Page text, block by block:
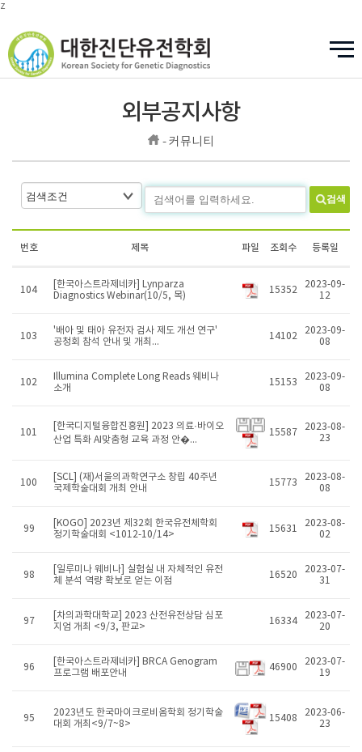
z
외부공지사항
- 커뮤니티
검색
번호 제목 파일 조회수 등록일
104
[한국아스트라제네카] Lynparza
Diagnostics Webinar(10/5, 목)
15352
2023-09-
12
103
'배아 및 태아 유전자 검사 제도 개선 연구'
공청회 참석 안내 및 개최...
14102
2023-09-
08
102
Illumina Complete Long Reads 웨비나
소개
15153
2023-09-
08
101
[한국디지털융합진흥원] 2023 의료·바이오
산업 특화 AI맞춤형 교육 과정 안�...
15587
2023-08-
23
100
[SCL] (재)서울의과학연구소 창립 40주년
국제학술대회 개최 안내
15773
2023-08-
08
99
[KOGO] 2023년 제32회 한국유전체학회
정기학술대회 <1012-10/14>
15631
2023-08-
02
98
[일루미나 웨비나] 실험실 내 자체적인 유전
체 분석 역량 확보로 얻는 이점
16520
2023-07-
31
97
[차의과학대학교] 2023 산전유전상담 심포
지엄 개최 <9/3, 판교>
16334
2023-07-
20
96
[한국아스트라제네카] BRCA Genogram
프로그램 배포안내
46900
2023-07-
19
95
2023년도 한국마이크로비옴학회 정기학술
대회 개최<9/7~8>
15408
2023-06-
23